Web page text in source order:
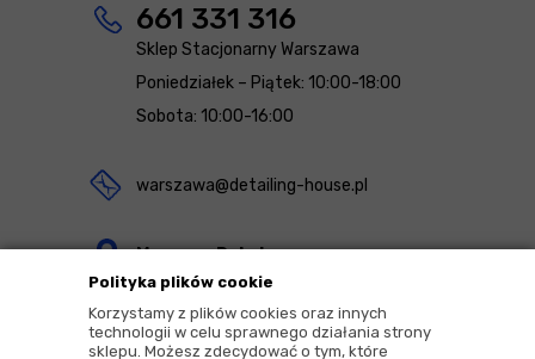
Polityka plików cookie
Korzystamy z plików cookies oraz innych
technologii w celu sprawnego działania strony
sklepu. Możesz zdecydować o tym, które
661 331 316
Sklep Stacjonarny Warszawa
Poniedziałek – Piątek: 10:00-18:00
Sobota: 10:00-16:00
warszawa@detailing-house.pl
Magazyn Rekcin
Nomos Sp. z o.o. sp.k.
ul. Agrestowa 1
83-010 Rekcin